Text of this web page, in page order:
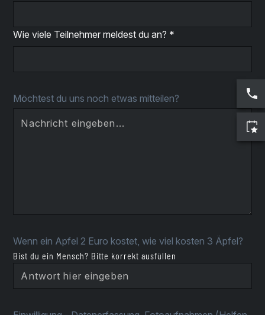
Wie viele Teilnehmer meldest du an? *
Möchtest du uns noch etwas mitteilen?
Wenn ein Apfel 2 Euro kostet, wie viel kosten 3 Äpfel?
Bist du ein Mensch? Bitte korrekt ausfüllen